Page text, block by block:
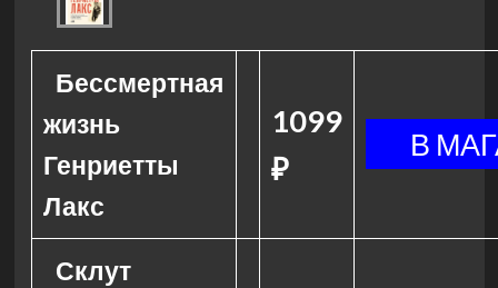
Бессмертная
жизнь
Генриетты
Лакс
1099
₽
Склут